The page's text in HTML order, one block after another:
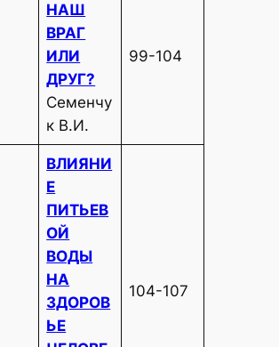
НАШ
ВРАГ
ИЛИ
ДРУГ?
Семенчу
к В.И.
99-104
ВЛИЯНИ
Е
ПИТЬЕВ
ОЙ
ВОДЫ
НА
ЗДОРОВ
ЬЕ
104-107